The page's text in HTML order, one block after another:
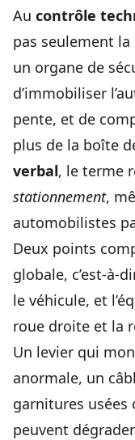
Au contrôle
pas seulement
un organe de
d’immobiliser
pente, et de
plus de la boîte
verbal, le terme
stationnement,
automobilistes
Deux points
globale, c’est-à-
le véhicule, et
roue droite et la
Un levier qui
anormale, un
garnitures usées
peuvent